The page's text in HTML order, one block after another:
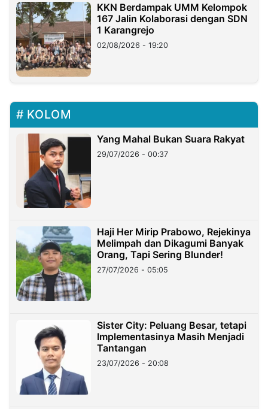
KKN Berdampak UMM Kelompok
167 Jalin Kolaborasi dengan SDN
1 Karangrejo
02/08/2026 - 19:20
KOLOM
Yang Mahal Bukan Suara Rakyat
29/07/2026 - 00:37
Haji Her Mirip Prabowo, Rejekinya
Melimpah dan Dikagumi Banyak
Orang, Tapi Sering Blunder!
27/07/2026 - 05:05
Sister City: Peluang Besar, tetapi
Implementasinya Masih Menjadi
Tantangan
23/07/2026 - 20:08